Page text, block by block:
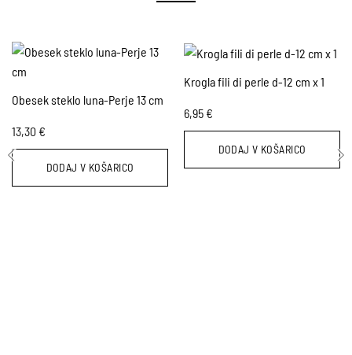
Obesek steklo luna-Perje 13 cm
13,30 €
DODAJ V KOŠARICO
Krogla fili di perle d-12 cm x 1
6,95 €
DODAJ V KOŠARICO